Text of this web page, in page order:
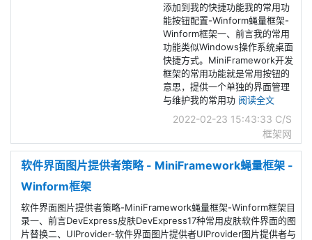
添加到我的快捷功能我的常用功
能按钮配置-Winform蝇量框架-
Winform框架一、前言我的常用
功能类似Windows操作系统桌面
快捷方式。MiniFramework开发
框架的常用功能就是常用按钮的
意思，提供一个单独的界面管理
与维护我的常用功 阅读全文
2022-02-23 15:43:33 C/S
框架网
软件界面图片提供者策略 - MiniFramework蝇量框架 -
Winform框架
软件界面图片提供者策略-MiniFramework蝇量框架-Winform框架目
录一、前言DevExpress皮肤DevExpress17种常用皮肤软件界面的图
片替换二、UIProvider-软件界面图片提供者UIProvider图片提供者与